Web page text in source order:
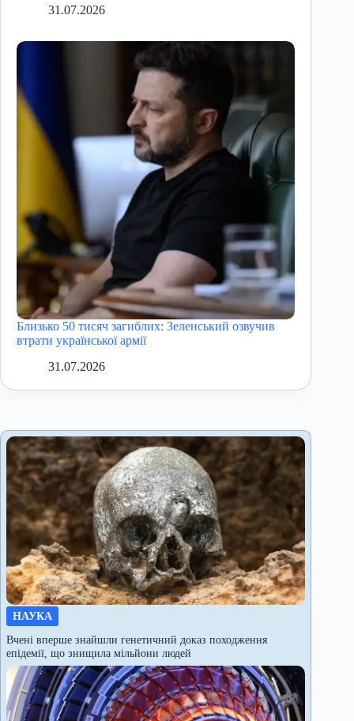
31.07.2026
Близько 50 тисяч загиблих: Зеленський озвучив
втрати української армії
31.07.2026
НАУКА
Вчені вперше знайшли генетичний доказ походження
епідемії, що знищила мільйони людей